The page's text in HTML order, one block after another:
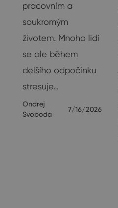
pracovním a
soukromým
životem. Mnoho lidí
se ale během
delšího odpočinku
stresuje…
Ondrej
Svoboda
7/16/2026